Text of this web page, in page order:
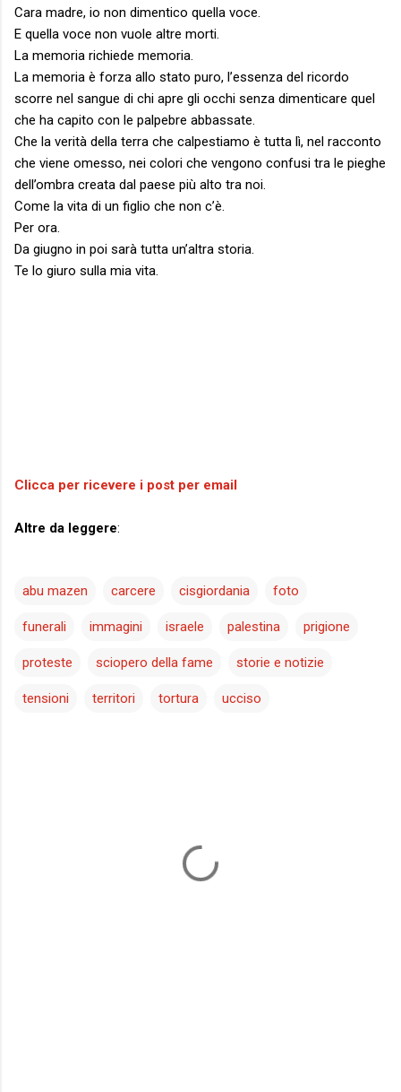
Cara madre, io non dimentico quella voce.
E quella voce non vuole altre morti.
La memoria richiede memoria.
La memoria è forza allo stato puro, l’essenza del ricordo
scorre nel sangue di chi apre gli occhi senza dimenticare quel
che ha capito con le palpebre abbassate.
Che la verità della terra che calpestiamo è tutta lì, nel racconto
che viene omesso, nei colori che vengono confusi tra le pieghe
dell’ombra creata dal paese più alto tra noi.
Come la vita di un figlio che non c’è.
Per ora.
Da giugno in poi sarà tutta un’altra storia.
Te lo giuro sulla mia vita.
Clicca per ricevere i post per email
Altre da leggere:
abu mazen carcere cisgiordania foto
funerali immagini israele palestina prigione
proteste sciopero della fame storie e notizie
tensioni territori tortura ucciso